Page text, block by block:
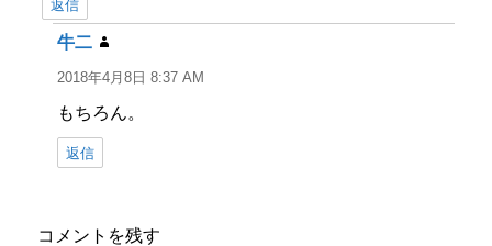
返信
牛二
り:
2018年4月8日 8:37 AM
もちろん。
返信
コメントを残す